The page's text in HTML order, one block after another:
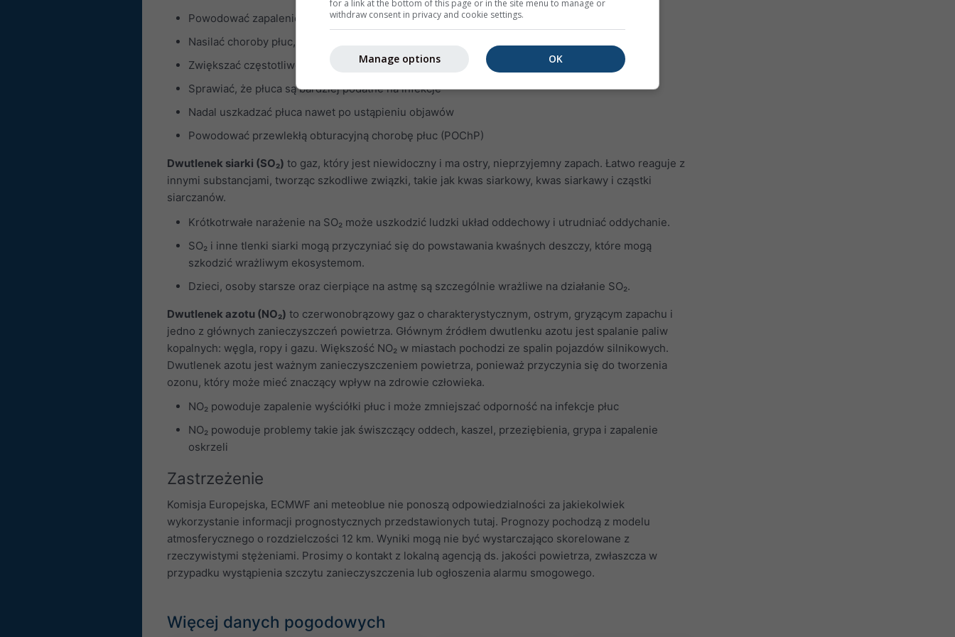
Powodować zapalenie i uszkodzenie dróg oddechowych
Nasilać choroby płuc, takie jak astma, rozedma i przewlekłe zapalenie oskrzeli
Zwiększać częstotliwość ataków astmy
Sprawiać, że płuca są bardziej podatne na infekcje
Nadal uszkadzać płuca nawet po ustąpieniu objawów
Powodować przewlekłą obturacyjną chorobę płuc (POChP)
Dwutlenek siarki (SO₂) to gaz, który jest niewidoczny i ma ostry, nieprzyjemny zapach. Łatwo reaguje z
innymi substancjami, tworząc szkodliwe związki, takie jak kwas siarkowy, kwas siarkawy i cząstki
siarczanów.
Krótkotrwałe narażenie na SO₂ może uszkodzić ludzki układ oddechowy i utrudniać oddychanie.
SO₂ i inne tlenki siarki mogą przyczyniać się do powstawania kwaśnych deszczy, które mogą
szkodzić wrażliwym ekosystemom.
Dzieci, osoby starsze oraz cierpiące na astmę są szczególnie wrażliwe na działanie SO₂.
Dwutlenek azotu (NO₂) to czerwonobrązowy gaz o charakterystycznym, ostrym, gryzącym zapachu i
jedno z głównych zanieczyszczeń powietrza. Głównym źródłem dwutlenku azotu jest spalanie paliw
kopalnych: węgla, ropy i gazu. Większość NO₂ w miastach pochodzi ze spalin pojazdów silnikowych.
Dwutlenek azotu jest ważnym zanieczyszczeniem powietrza, ponieważ przyczynia się do tworzenia
ozonu, który może mieć znaczący wpływ na zdrowie człowieka.
NO₂ powoduje zapalenie wyściółki płuc i może zmniejszać odporność na infekcje płuc
NO₂ powoduje problemy takie jak świszczący oddech, kaszel, przeziębienia, grypa i zapalenie
oskrzeli
Zastrzeżenie
Komisja Europejska, ECMWF ani meteoblue nie ponoszą odpowiedzialności za jakiekolwiek
wykorzystanie informacji prognostycznych przedstawionych tutaj. Prognozy pochodzą z modelu
atmosferycznego o rozdzielczości 12 km. Wyniki mogą nie być wystarczająco skorelowane z
rzeczywistymi stężeniami. Prosimy o kontakt z lokalną agencją ds. jakości powietrza, zwłaszcza w
przypadku wystąpienia szczytu zanieczyszczenia lub ogłoszenia alarmu smogowego.
Więcej danych pogodowych
for a link at the bottom of this page or in the site menu to manage or
withdraw consent in privacy and cookie settings.
OK
Manage options